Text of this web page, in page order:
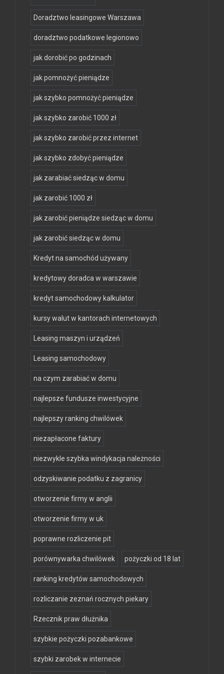
Doradztwo leasingowe Warszawa
doradztwo podatkowe legionowo
jak dorobić po godzinach
jak pomnożyć pieniądze
jak szybko pomnożyć pieniądze
jak szybko zarobić 1000 zł
jak szybko zarobić przez internet
jak szybko zdobyć pieniądze
jak zarabiać siedząc w domu
jak zarobić 1000 zł
jak zarobić pieniądze siedząc w domu
jak zarobić siedząc w domu
Kredyt na samochód używany
kredytowy doradca w warszawie
kredyt samochodowy kalkulator
kursy walut w kantorach internetowych
Leasing maszyn i urządzeń
Leasing samochodowy
na czym zarabiać w domu
najlepsze fundusze inwestycyjne
najlepszy ranking chwilówek
niezapłacone faktury
niezwykle szybka windykacja należności
odzyskiwanie podatku z zagranicy
otworzenie firmy w anglii
otworzenie firmy w uk
poprawne rozliczenie pit
porównywarka chwilówek pożyczki od 18 lat
ranking kredytów samochodowych
rozliczanie zeznań rocznych piekary
Rzecznik praw dłużnika
szybkie pożyczki pozabankowe
szybki zarobek w internecie